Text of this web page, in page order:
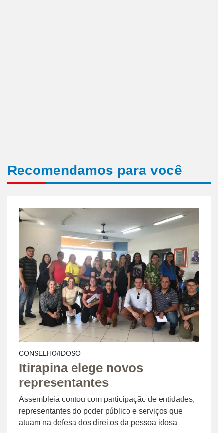
Recomendamos para você
CONSELHO/IDOSO
Itirapina elege novos
representantes
Assembleia contou com participação de entidades,
representantes do poder público e serviços que
atuam na defesa dos direitos da pessoa idosa